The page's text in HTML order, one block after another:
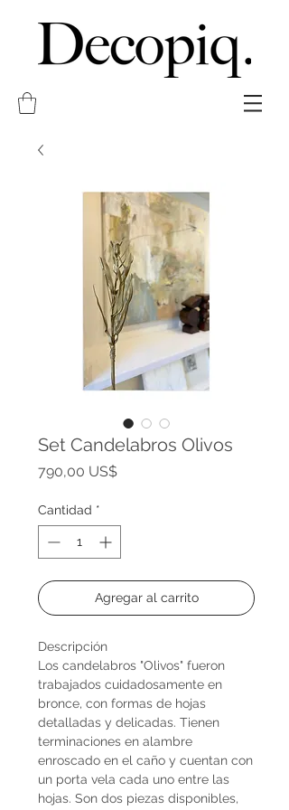
Set Candelabros Olivos
790,00 US$Precio
Cantidad *
Agregar al carrito
Descripción
Los candelabros "Olivos" fueron
trabajados cuidadosamente en
bronce, con formas de hojas
detalladas y delicadas. Tienen
terminaciones en alambre
enroscado en el caño y cuentan con
un porta vela cada uno entre las
hojas. Son dos piezas disponibles,